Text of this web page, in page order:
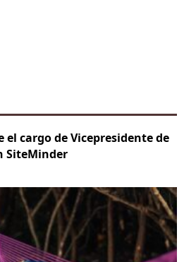
el cargo de Vicepresidente de
SiteMinder